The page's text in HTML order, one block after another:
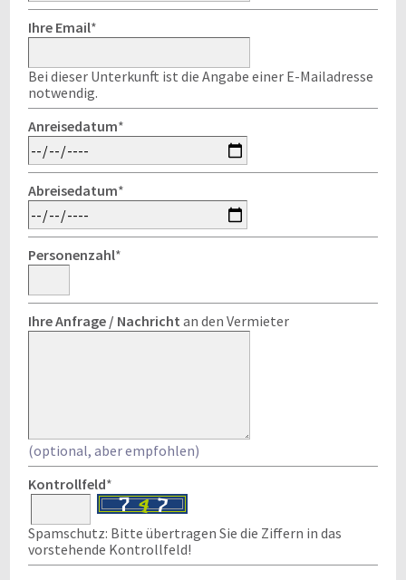
Ihre Email*
Bei dieser Unterkunft ist die Angabe einer E-Mailadresse
notwendig.
Anreisedatum*
Abreisedatum*
Personenzahl*
Ihre Anfrage / Nachricht an den Vermieter
(optional, aber empfohlen)
Kontrollfeld*
Spamschutz: Bitte übertragen Sie die Ziffern in das
vorstehende Kontrollfeld!